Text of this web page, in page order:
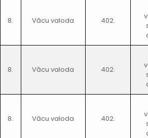
8. Vācu valoda 402.
8. Vācu valoda 402.
8. Vācu valoda 402.